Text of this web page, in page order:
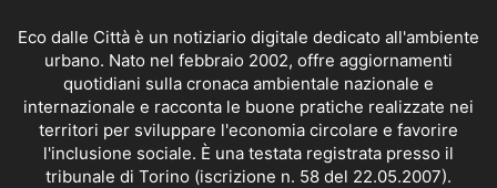
Eco dalle Città è un notiziario digitale dedicato all'ambiente
urbano. Nato nel febbraio 2002, offre aggiornamenti
quotidiani sulla cronaca ambientale nazionale e
internazionale e racconta le buone pratiche realizzate nei
territori per sviluppare l'economia circolare e favorire
l'inclusione sociale. È una testata registrata presso il
tribunale di Torino (iscrizione n. 58 del 22.05.2007).